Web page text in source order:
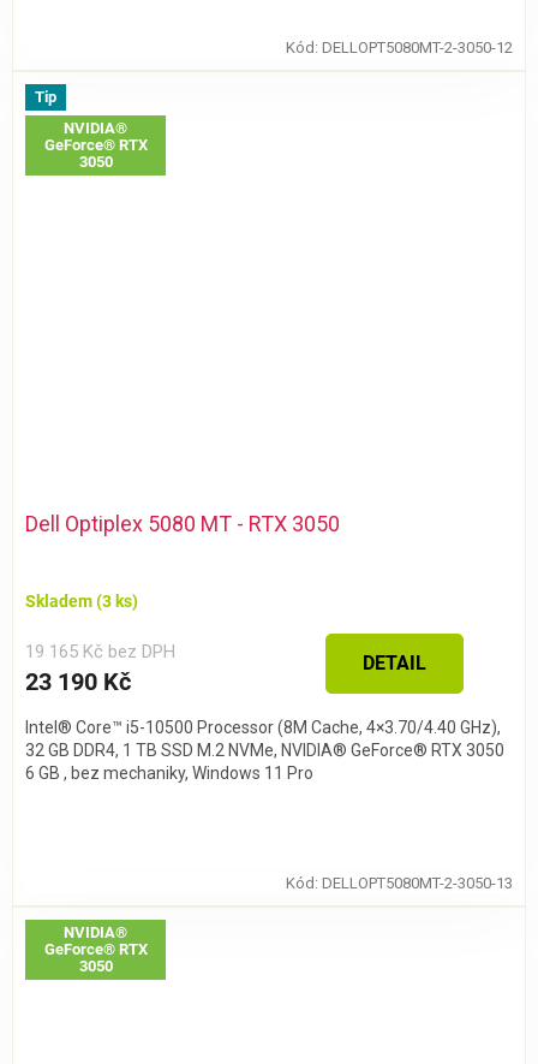
Kód: DELLOPT5080MT-2-3050-12
Tip
NVIDIA®
GeForce® RTX
3050
Dell Optiplex 5080 MT - RTX 3050
Skladem(3 ks)
19 165 Kč bez DPH
23 190 Kč
DETAIL
Intel® Core™ i5-10500 Processor (8M Cache, 4×3.70/4.40 GHz),
32 GB DDR4, 1 TB SSD M.2 NVMe, NVIDIA® GeForce® RTX 3050
6 GB , bez mechaniky, Windows 11 Pro
Kód: DELLOPT5080MT-2-3050-13
NVIDIA®
GeForce® RTX
3050